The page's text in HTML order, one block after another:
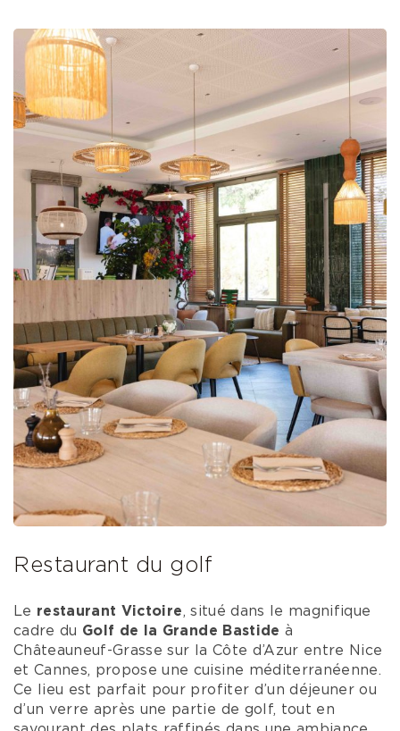
Restaurant du golf
Le restaurant Victoire, situé dans le magnifique
cadre du Golf de la Grande Bastide à
Châteauneuf-Grasse sur la Côte d’Azur entre Nice
et Cannes, propose une cuisine méditerranéenne.
Ce lieu est parfait pour profiter d’un déjeuner ou
d’un verre après une partie de golf, tout en